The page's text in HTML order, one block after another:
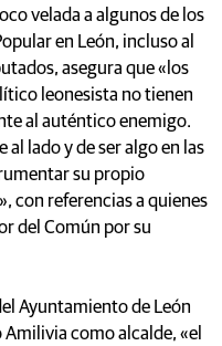
velada a algunos de los
en León, incluso al
asegura que «los
leonesista no tienen
al auténtico enemigo.
al lado y de ser algo en las
su propio
con referencias a quienes
del Común por su
Ayuntamiento de León
como alcalde, «el